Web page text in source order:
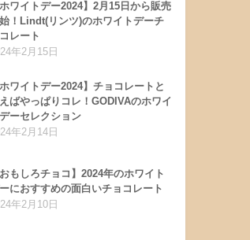
ホワイトデー2024】2月15日から販売
！Lindt(リンツ)のホワイトデーチ
レート
年2月15日
ホワイトデー2024】チョコレートと
ばやっぱりコレ！GODIVAのホワイ
デーセレクション
年2月14日
おもしろチョコ】2024年のホワイト
におすすめの面白いチョコレート
年2月10日